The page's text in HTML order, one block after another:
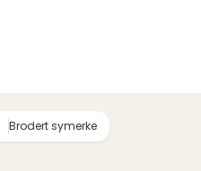
Brodert symerke